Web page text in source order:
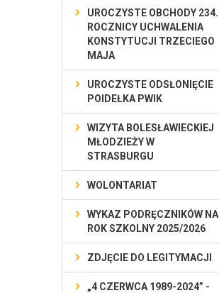
UROCZYSTE OBCHODY 234.
ROCZNICY UCHWALENIA
KONSTYTUCJI TRZECIEGO
MAJA
UROCZYSTE ODSŁONIĘCIE
POIDEŁKA PWIK
WIZYTA BOLESŁAWIECKIEJ
MŁODZIEŻY W
STRASBURGU
WOLONTARIAT
WYKAZ PODRĘCZNIKÓW NA
ROK SZKOLNY 2025/2026
ZDJĘCIE DO LEGITYMACJI
„4 CZERWCA 1989-2024” -